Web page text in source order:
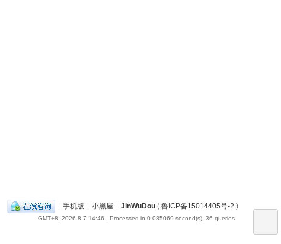
| 手机版 | 小黑屋 | JinWuDou ( 鲁ICP备15014405号-2 )
GMT+8, 2026-8-7 14:46 , Processed in 0.085069 second(s), 36 queries .